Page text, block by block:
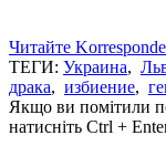
Читайте
ТЕГИ: Украина,
драка, избиение,
Якщо ви помітили
натисніть Ctrl +